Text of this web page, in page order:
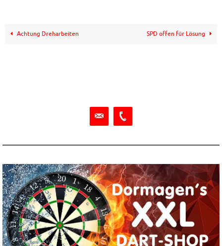
Achtung Dreharbeiten SPD offen für Lösung